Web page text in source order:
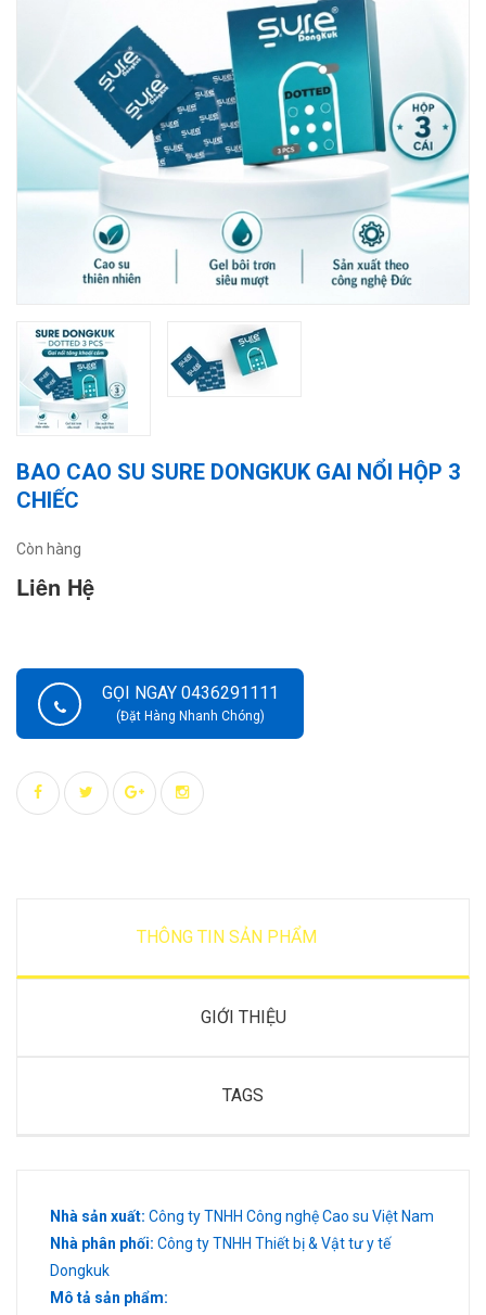
BAO CAO SU SURE DONGKUK GAI NỔI HỘP 3
CHIẾC
Còn hàng
Liên Hệ
GỌI NGAY 0436291111
(Đặt Hàng Nhanh Chóng)
THÔNG TIN SẢN PHẨM
GIỚI THIỆU
TAGS
Nhà sản xuất: Công ty TNHH Công nghệ Cao su Việt Nam
Nhà phân phối: Công ty TNHH Thiết bị & Vật tư y tế
Dongkuk
Mô tả sản phẩm: